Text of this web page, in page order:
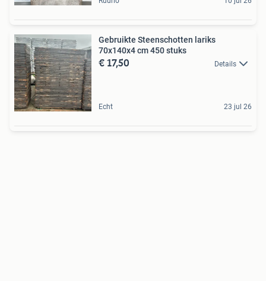
Gebruikte Steenschotten lariks
70x140x4 cm 450 stuks
€ 17,50 Details
Echt 23 jul 26